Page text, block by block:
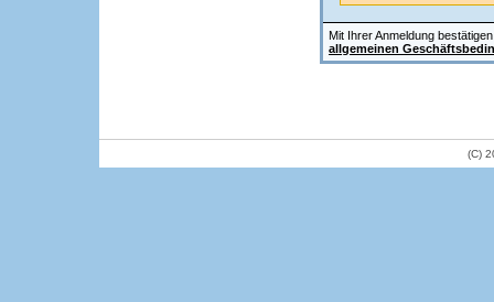
Mit Ihrer Anmeldung
allgemeinen
(C)